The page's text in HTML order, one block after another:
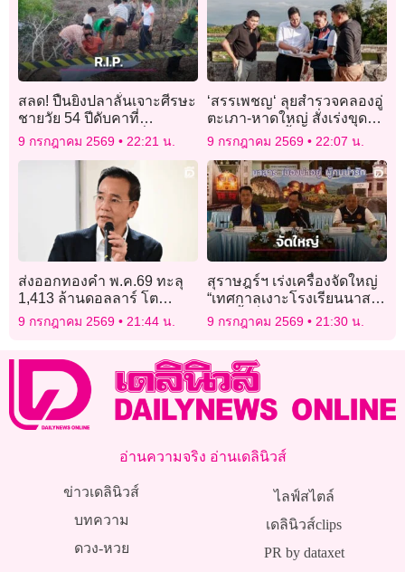
สลด! ปืนยิงปลาลั่นเจาะศีรษะ
ชายวัย 54 ปีดับคาที่
อ.องครักษ์ เจ้าหน้าที่เร่งสอบ
สาเหตุ
9 กรกฎาคม 2569 22:21 น.
‘สรรเพชญ‘ ลุยสำรวจคลองอู่
ตะเภา-หาดใหญ่ สั่งเร่งขุด
ลอกเปิดทางน้ำ รับหน้ามรสุม
9 กรกฎาคม 2569 22:07 น.
ส่งออกทองคำ พ.ค.69 ทะลุ
1,413 ล้านดอลลาร์ โต
55.75% หลังธนาคารกลาง
ทั่วโลกแห่ตุน
9 กรกฎาคม 2569 21:44 น.
สุราษฎร์ฯ เร่งเครื่องจัดใหญ่
“เทศกาลเงาะโรงเรียนนาสาร
GI ครั้งที่ 34” โชว์ของดีเมือง
คนดี 20–31 ก.ค.นี้
9 กรกฎาคม 2569 21:30 น.
อ่านความจริง อ่านเดลินิวส์
ข่าวเดลินิวส์
บทความ
ดวง-หวย
ไลฟ์สไตล์
เดลินิวส์clips
PR by dataxet